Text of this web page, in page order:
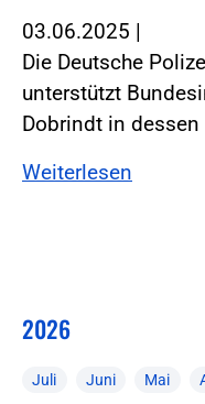
03.06.2025 |
Die Deutsche
unterstützt
Dobrindt in
Weiterlesen
2026
Juli Juni Mai